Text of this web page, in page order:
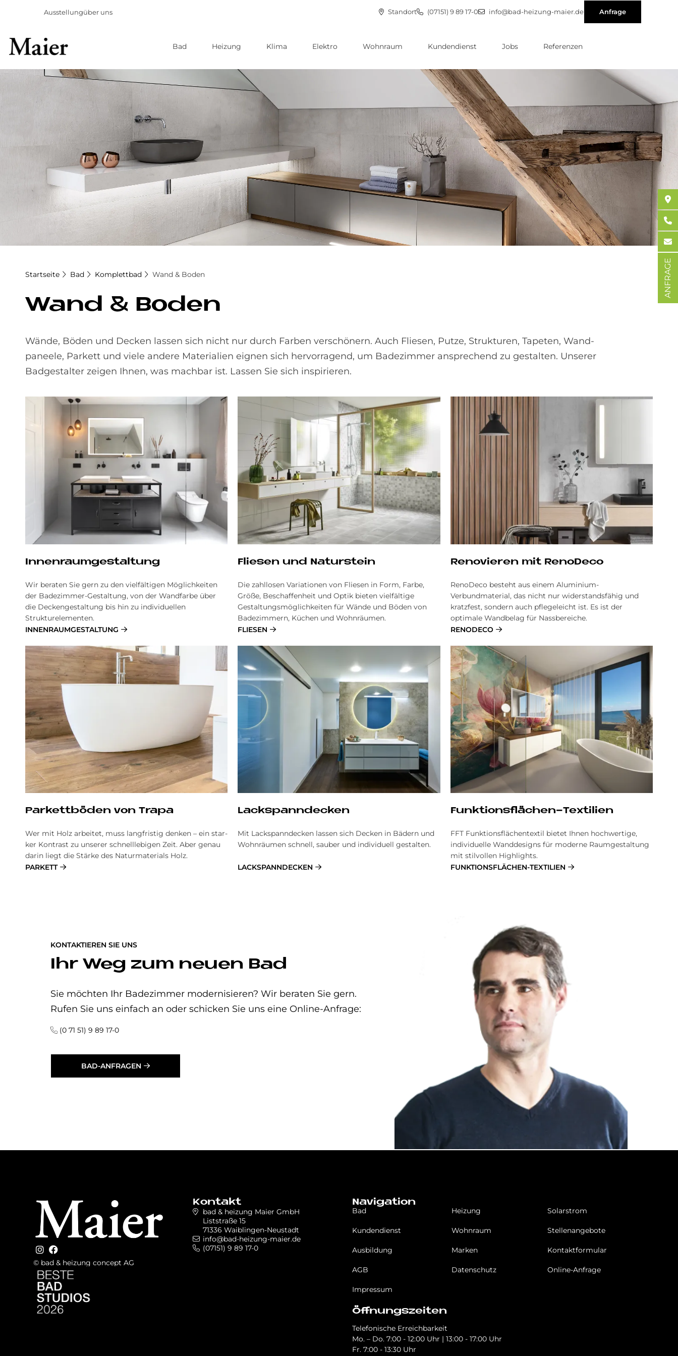
zum
Ausstellungüber uns Standort (07151) 9 89 17-0 info@bad-heizung-maier.de Anfrage
Bad Heizung Klima Elektro Wohnraum Kundendienst Jobs Referenzen
Startseite Bad Komplettbad Wand & Boden
Wand & Bo­den
Wände, Böden und Decken lassen sich nicht nur durch Farben ver­schönern. Auch Fliesen, Putze, Strukturen, Tapeten, Wand­
paneele, Parkett und viele andere Materialien eignen sich hervorragend, um Bade­zimmer ansprechend zu gestalten. Unserer
Bad­gestalter zeigen Ihnen, was machbar ist. Lassen Sie sich inspirieren.
In­nen­raum­ge­stal­tung
Wir beraten Sie gern zu den vielfältigen Möglichkeiten
der Badezimmer-Gestaltung, von der Wandfarbe über
die Deckengestaltung bis hin zu individuellen
Strukturelementen.
INNENRAUMGESTALTUNG
Flie­sen und Na­tur­stein
Die zahllosen Va­ria­tio­nen von Flie­sen in Form, Far­be,
Grö­ße, Be­schaf­fen­heit und Op­tik bieten vielfältige
Gestaltungsmöglichkeiten für Wände und Böden von
Badezimmern, Küchen und Wohnräumen.
FLIESEN
Re­no­vie­ren mit Reno­Deco
RenoDeco besteht aus einem Aluminium-
Verbundmaterial, das nicht nur widerstandsfähig und
kratzfest, sondern auch pflegeleicht ist. Es ist der
optimale Wandbelag für Nassbereiche.
RENODECO
Par­kett­bö­den von Tra­pa
Wer mit Holz ar­bei­tet, muss lang­fri­stig den­ken – ein star­
ker Kon­trast zu un­se­rer schnelllebi­gen Zeit. Aber ge­nau
darin lie­gt die Stär­ke des Na­tur­ma­te­ri­als Holz.
PARKETT
Lackspann­decken
Mit Lackspanndecken lassen sich Decken in Bädern und
Wohnräumen schnell, sauber und individuell gestalten.
LACKSPANNDECKEN
Funk­ti­ons­flä­chen-Tex­ti­li­en
FFT Funktionsflächentextil bietet Ihnen hochwertige,
individuelle Wanddesigns für moderne Raumgestaltung
mit stilvollen Highlights.
FUNK­TI­ONS­FLÄ­CHEN-TEX­TI­LI­EN
KONTAKTIEREN SIE UNS
Ihr Weg zum neuen Bad
Sie möchten Ihr Badezimmer modernisieren? Wir beraten Sie gern.
Rufen Sie uns einfach an oder schicken Sie uns eine Online-Anfrage:
(0 71 51) 9 89 17-0
BAD-ANFRAGEN
© bad & heizung concept AG
Bild
Kontakt
bad & heizung Maier GmbH
Liststraße 15
71336 Waiblingen-Neustadt
info@bad-heizung-maier.de
(07151) 9 89 17-0
Navigation
Bad Heizung Solarstrom
Kundendienst Wohnraum Stellenangebote
Ausbildung Marken Kontaktformular
AGB Datenschutz Online-Anfrage
Impressum
Öffnungszeiten
Telefonische Erreichbarkeit
Mo. – Do. 7:00 - 12:00 Uhr | 13:00 - 17:00 Uhr
Fr. 7:00 - 13:30 Uhr
ANFRAGE